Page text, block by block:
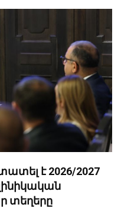
է 2026/2027
տեղերը